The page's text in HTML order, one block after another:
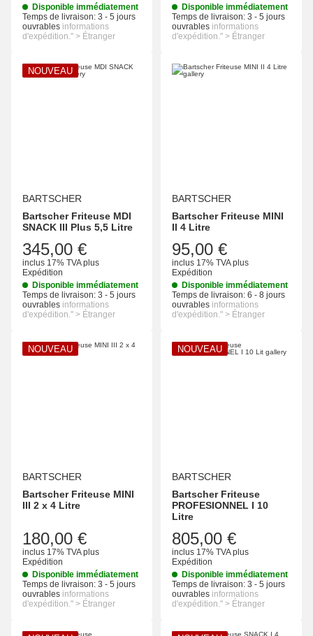
Disponible immédiatement
Temps de livraison: 3 - 5 jours
ouvrables informations
d'expédition." > Étranger
Disponible immédiatement
Temps de livraison: 3 - 5 jours
ouvrables informations
d'expédition." > Étranger
NOUVEAU
BARTSCHER
Bartscher Friteuse MDI
SNACK III Plus 5,5 Litre
345,00 €
inclus 17% TVAplus
Expédition
Disponible immédiatement
Temps de livraison: 3 - 5 jours
ouvrables informations
d'expédition." > Étranger
BARTSCHER
Bartscher Friteuse MINI
II 4 Litre
95,00 €
inclus 17% TVAplus
Expédition
Disponible immédiatement
Temps de livraison: 6 - 8 jours
ouvrables informations
d'expédition." > Étranger
NOUVEAU
BARTSCHER
Bartscher Friteuse MINI
III 2 x 4 Litre
180,00 €
inclus 17% TVAplus
Expédition
Disponible immédiatement
Temps de livraison: 3 - 5 jours
ouvrables informations
d'expédition." > Étranger
NOUVEAU
BARTSCHER
Bartscher Friteuse
PROFESIONNEL I 10
Litre
805,00 €
inclus 17% TVAplus
Expédition
Disponible immédiatement
Temps de livraison: 3 - 5 jours
ouvrables informations
d'expédition." > Étranger